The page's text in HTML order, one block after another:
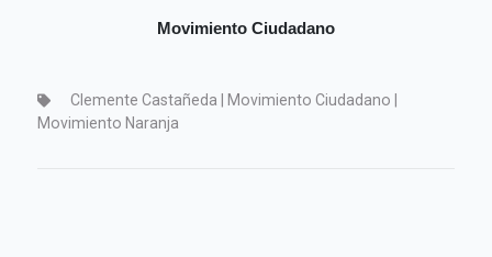
Movimiento Ciudadano
Clemente Castañeda | Movimiento Ciudadano |
Movimiento Naranja